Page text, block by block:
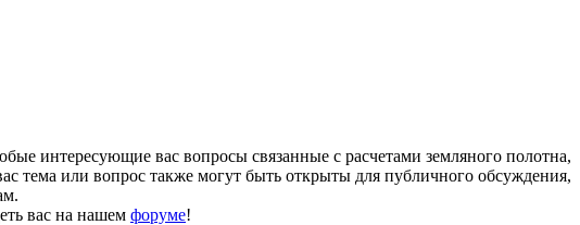
интересующие вас вопросы связанные с расчетами земляного полотна,
тема или вопрос также могут быть открыты для публичного обсуждения,
вас на нашем форуме!